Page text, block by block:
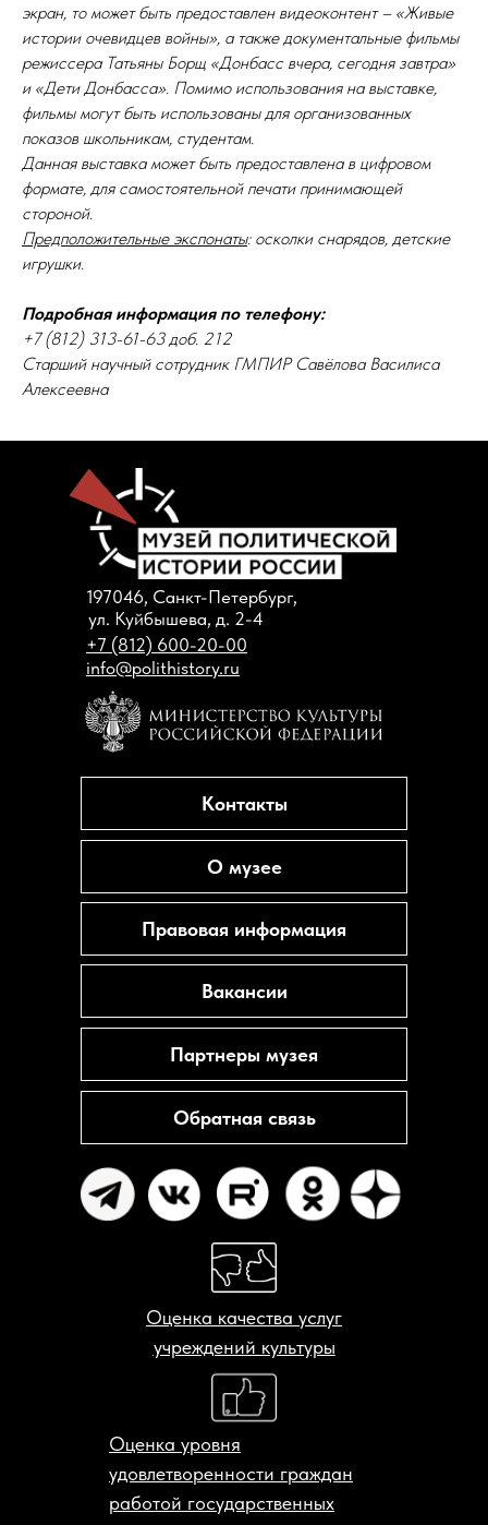
экран, то может быть предоставлен видеоконтент – «Живые
истории очевидцев войны», а также документальные фильмы
режиссера Татьяны Борщ «Донбасс вчера, сегодня завтра»
и «Дети Донбасса». Помимо использования на выставке,
фильмы могут быть использованы для организованных
показов школьникам, студентам.
Данная выставка может быть предоставлена в цифровом
формате, для самостоятельной печати принимающей
стороной.
Предположительные экспонаты: осколки снарядов, детские
игрушки.
Подробная информация по телефону:
+7 (812) 313-61-63 доб. 212
Старший научный сотрудник ГМПИР Савёлова Василиса
Алексеевна
Оценка качества услуг
учреждений культуры
+7 (812) 600-20-00
ул. Куйбышева, д. 2-4
197046, Санкт-Петербург,
info@polithistory.ru
Контакты
Вакансии
О музее
Правовая информация
Обратная связь
Партнеры музея
Оценка уровня
удовлетворенности граждан
работой государственных